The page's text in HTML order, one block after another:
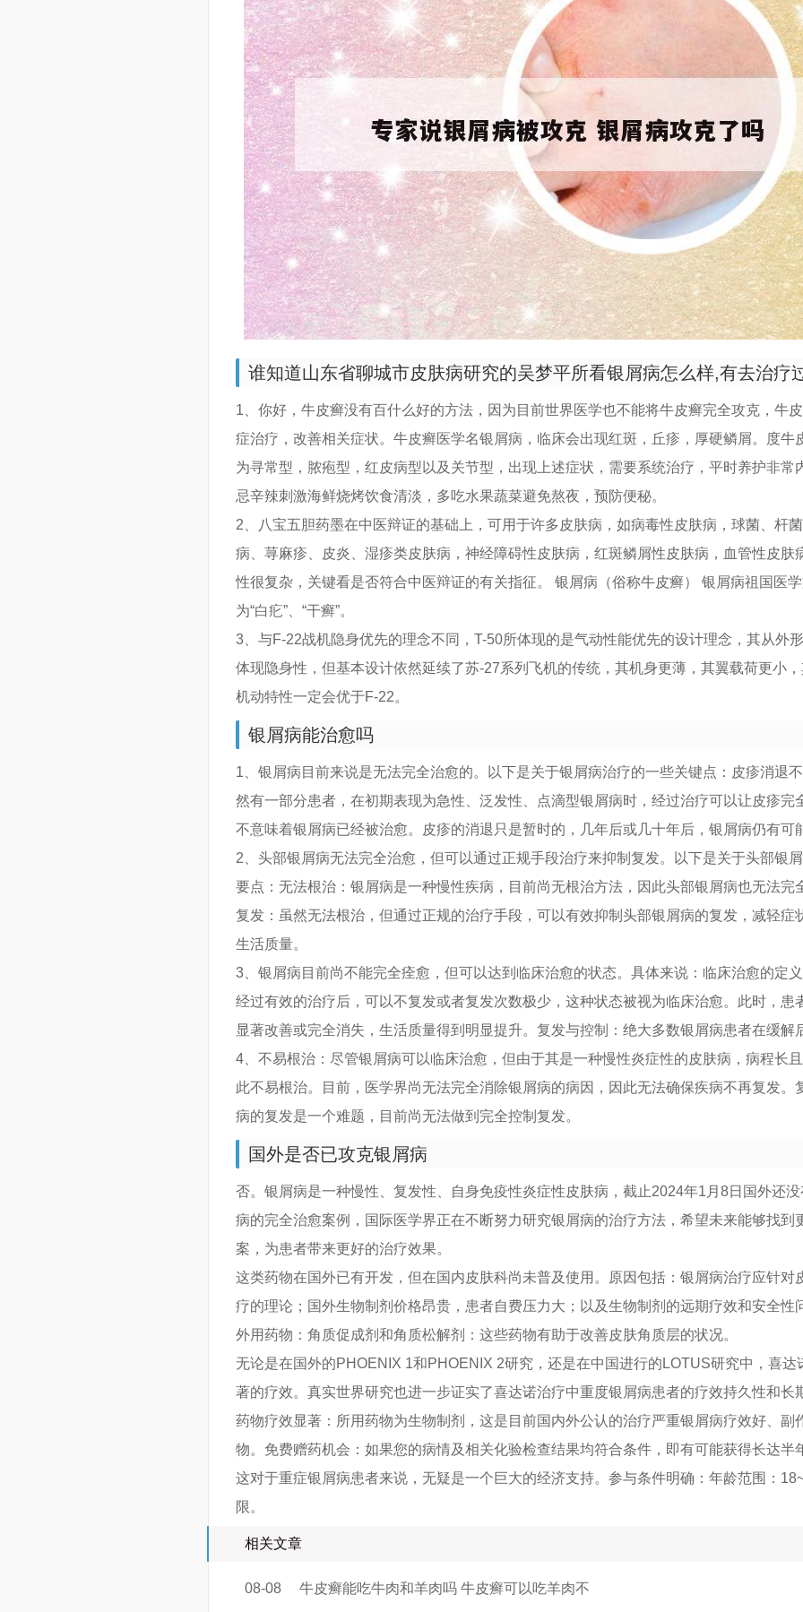
谁知道山东省聊城市皮肤病研究的吴梦平所看银屑病怎么样,有去治疗
1、你好，牛皮癣没有百什么好的方法，因为目前世界医学也不能将牛皮癣完全攻克，牛
症治疗，改善相关症状。牛皮癣医学名银屑病，临床会出现红斑，丘疹，厚硬鳞屑。度牛
为寻常型，脓疱型，红皮病型以及关节型，出现上述症状，需要系统治疗，平时养护非常
忌辛辣刺激海鲜烧烤饮食清淡，多吃水果蔬菜避免熬夜，预防便秘。
2、八宝五胆药墨在中医辩证的基础上，可用于许多皮肤病，如病毒性皮肤病，球菌、杆
病、荨麻疹、皮炎、湿疹类皮肤病，神经障碍性皮肤病，红斑鳞屑性皮肤病，血管性皮肤
性很复杂，关键看是否符合中医辩证的有关指征。 银屑病（俗称牛皮癣） 银屑病祖国医
为“白疕”、“干癣”。
3、与F-22战机隐身优先的理念不同，T-50所体现的是气动性能优先的设计理念，其从外
体现隐身性，但基本设计依然延续了苏-27系列飞机的传统，其机身更薄，其翼载荷更小
机动特性一定会优于F-22。
银屑病能治愈吗
1、银屑病目前来说是无法完全治愈的。以下是关于银屑病治疗的一些关键点：皮疹消退
然有一部分患者，在初期表现为急性、泛发性、点滴型银屑病时，经过治疗可以让皮疹完
不意味着银屑病已经被治愈。皮疹的消退只是暂时的，几年后或几十年后，银屑病仍有可
2、头部银屑病无法完全治愈，但可以通过正规手段治疗来抑制复发。以下是关于头部银
要点：无法根治：银屑病是一种慢性疾病，目前尚无根治方法，因此头部银屑病也无法完
复发：虽然无法根治，但通过正规的治疗手段，可以有效抑制头部银屑病的复发，减轻症
生活质量。
3、银屑病目前尚不能完全痊愈，但可以达到临床治愈的状态。具体来说：临床治愈的定
经过有效的治疗后，可以不复发或者复发次数极少，这种状态被视为临床治愈。此时，患
显著改善或完全消失，生活质量得到明显提升。复发与控制：绝大多数银屑病患者在缓解
4、不易根治：尽管银屑病可以临床治愈，但由于其是一种慢性炎症性的皮肤病，病程长
此不易根治。目前，医学界尚无法完全消除银屑病的病因，因此无法确保疾病不再复发。
病的复发是一个难题，目前尚无法做到完全控制复发。
国外是否已攻克银屑病
否。银屑病是一种慢性、复发性、自身免疫性炎症性皮肤病，截止2024年1月8日国外还
病的完全治愈案例，国际医学界正在不断努力研究银屑病的治疗方法，希望未来能够找到
案，为患者带来更好的治疗效果。
这类药物在国外已有开发，但在国内皮肤科尚未普及使用。原因包括：银屑病治疗应针对
疗的理论；国外生物制剂价格昂贵，患者自费压力大；以及生物制剂的远期疗效和安全性
外用药物：角质促成剂和角质松解剂：这些药物有助于改善皮肤角质层的状况。
无论是在国外的PHOENIX 1和PHOENIX 2研究，还是在中国进行的LOTUS研究中，喜达
著的疗效。真实世界研究也进一步证实了喜达诺治疗中重度银屑病患者的疗效持久性和长
药物疗效显著：所用药物为生物制剂，这是目前国内外公认的治疗严重银屑病疗效好、副
物。免费赠药机会：如果您的病情及相关化验检查结果均符合条件，即有可能获得长达半
这对于重症银屑病患者来说，无疑是一个巨大的经济支持。参与条件明确：年龄范围：
限。
相关文章
08-08 牛皮癣能吃牛肉和羊肉吗 牛皮癣可以吃羊肉不